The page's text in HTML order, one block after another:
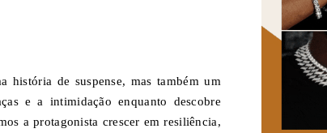
história de suspense, mas também um
e a intimidação enquanto descobre
a protagonista crescer em resiliência,